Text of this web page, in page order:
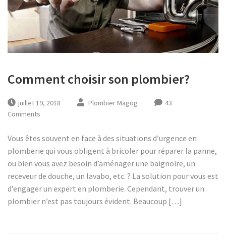
Comment choisir son plombier?
juillet 19, 2018 Plombier Magog
43
Comments
Vous êtes souvent en face à des situations d’urgence en
plomberie qui vous obligent à bricoler pour réparer la panne,
ou bien vous avez besoin d’aménager une baignoire, un
receveur de douche, un lavabo, etc. ? La solution pour vous est
d’engager un expert en plomberie. Cependant, trouver un
plombier n’est pas toujours évident. Beaucoup […]